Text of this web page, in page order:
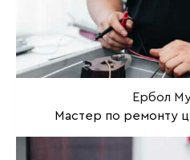
Ербол
Мастер по ремонту